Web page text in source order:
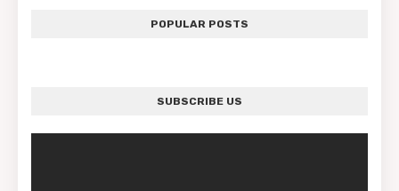
POPULAR POSTS
SUBSCRIBE US